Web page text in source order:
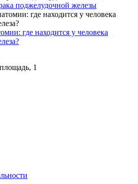
поджелудочной железы
где находится у человека
1